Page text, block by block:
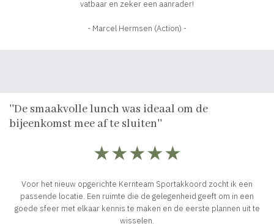
vatbaar en zeker een aanrader!
- Marcel Hermsen (Action) -
''De smaakvolle lunch was ideaal om de
bijeenkomst mee af te sluiten''
★★★★★
Voor het nieuw opgerichte Kernteam Sportakkoord zocht ik een
passende locatie. Een ruimte die de gelegenheid geeft om in een
goede sfeer met elkaar kennis te maken en de eerste plannen uit te
wisselen.